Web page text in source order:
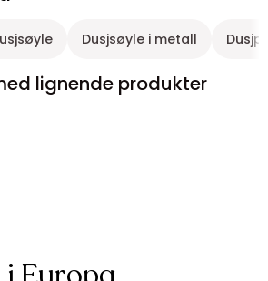
Dusjsøyle i metall
lignende produkter